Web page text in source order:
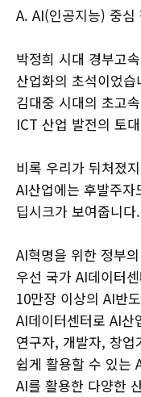
A. AI(인공지능) 중심
박정희 시대 경부고
산업화의 초석이었습
김대중 시대의 초고
ICT 산업 발전의 토
비록 우리가 뒤처졌
AI산업에는 후발주
딥시크가 보여줍니다.
AI혁명을 위한 정부
우선 국가 AI데이터
10만장 이상의 AI반
AI데이터센터로 AI산
연구자, 개발자, 창업
쉽게 활용할 수 있는
AI를 활용한 다양한